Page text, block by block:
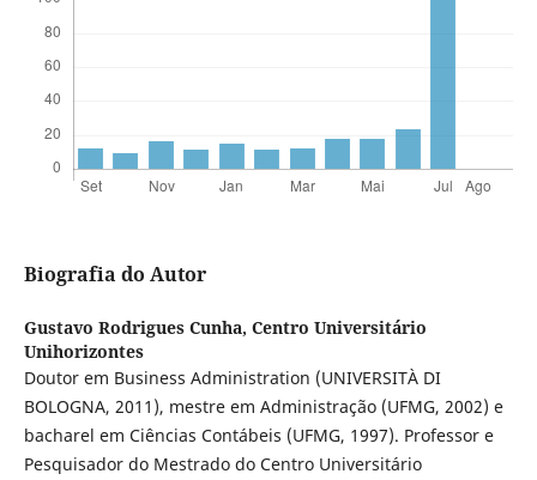
Biografia do Autor
Gustavo Rodrigues Cunha, Centro Universitário
Unihorizontes
Doutor em Business Administration (UNIVERSITÀ DI
BOLOGNA, 2011), mestre em Administração (UFMG, 2002) e
bacharel em Ciências Contábeis (UFMG, 1997). Professor e
Pesquisador do Mestrado do Centro Universitário